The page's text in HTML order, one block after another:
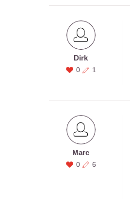
Dirk
0 1
Marc
0 6